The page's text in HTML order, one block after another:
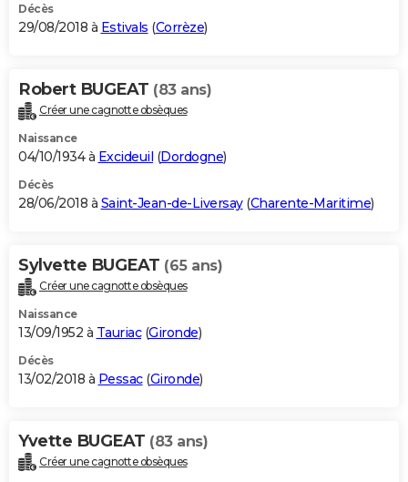
Décès
29/08/2018 à Estivals (Corrèze)
Robert BUGEAT (83 ans)
Créer une cagnotte obsèques
Naissance
04/10/1934 à Excideuil (Dordogne)
Décès
28/06/2018 à Saint-Jean-de-Liversay(Charente-Maritime)
Sylvette BUGEAT (65 ans)
Créer une cagnotte obsèques
Naissance
13/09/1952 à Tauriac(Gironde)
Décès
13/02/2018 à Pessac(Gironde)
Yvette BUGEAT (83 ans)
Créer une cagnotte obsèques